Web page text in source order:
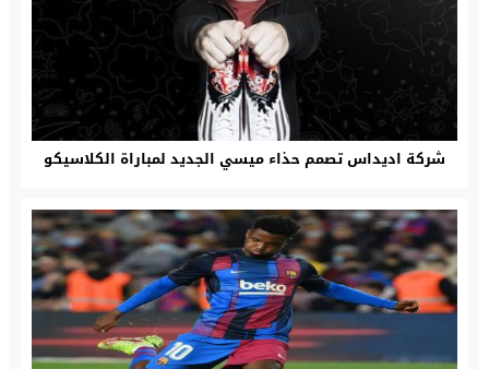
شركة اديداس تصمم حذاء ميسي الجديد لمباراة الكلاسيكو